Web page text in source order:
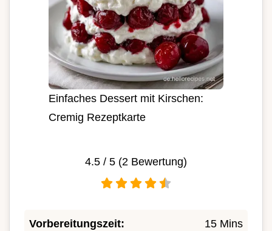
Einfaches Dessert mit Kirschen:
Cremig Rezeptkarte
4.5 / 5 (2 Bewertung)
Vorbereitungszeit: 15 Mins